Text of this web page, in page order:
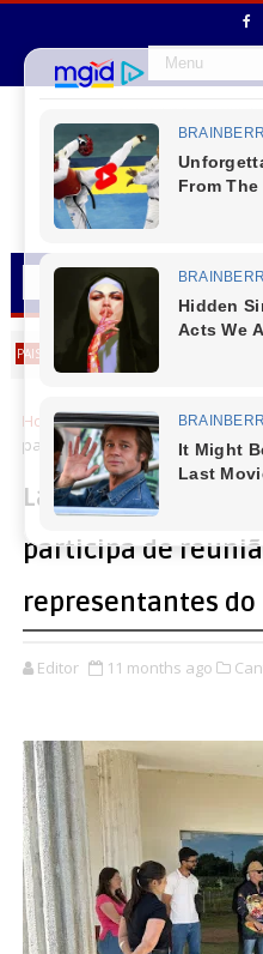
Secretário de Fazenda
Home Cantu Locais
participa de reunião na Cantu
Laranjeiras do Sul
participa de
representantes do
Editor 11 months ago